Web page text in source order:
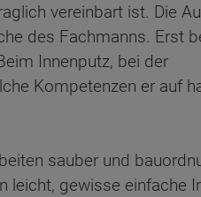
vereinbart ist. Die
des Fachmanns. Erst
Innenputz, bei der
Kompetenzen er auf
sauber und
leicht, gewisse einfache